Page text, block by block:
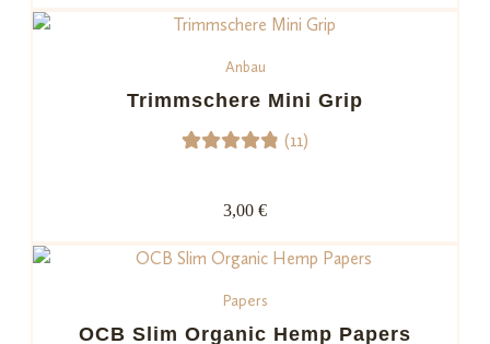
von 5,
nd auf
Kundenb
ngen
Anbau
Trimmschere Mini Grip
4.91von
5,
d auf
Kundenb
(11)
3,00 €
Papers
OCB Slim Organic Hemp Papers